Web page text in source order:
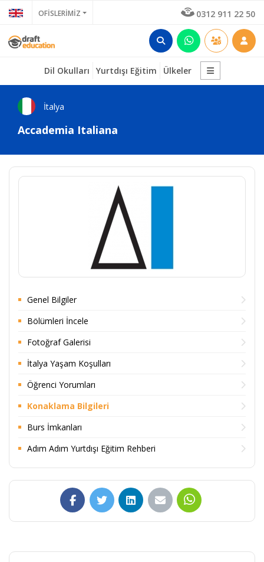
OFİSLERİMİZ 0312 911 22 50
Dil Okulları Yurtdışı Eğitim Ülkeler
İtalya
Accademia Italiana
Genel Bilgiler
Bölümleri İncele
Fotoğraf Galerisi
İtalya Yaşam Koşulları
Öğrenci Yorumları
Konaklama Bilgileri
Burs İmkanları
Adım Adım Yurtdışı Eğitim Rehberi